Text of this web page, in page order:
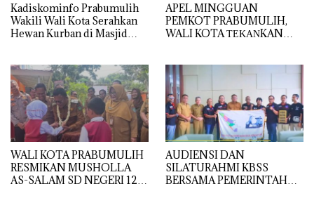
Kadiskominfo Prabumulih
Wakili Wali Kota Serahkan
Hewan Kurban di Masjid
APEL MINGGUAN
PEMKOT PRABUMULIH,
WALI KOTA ΤΕΚΑΝKAN
WALI KOTA PRABUMULIH
RESMIKAN MUSHOLLA
AS-SALAM SD NEGERI 12,
AUDIENSI DAN
SILATURAHMI KBSS
BERSAMA PEMERINTAH